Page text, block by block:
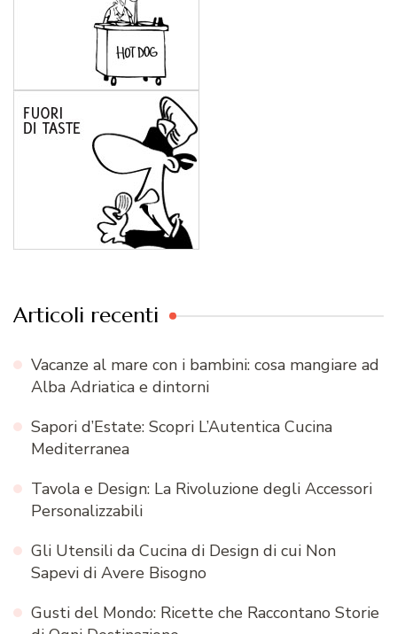
Articoli recenti
Vacanze al mare con i bambini: cosa mangiare ad
Alba Adriatica e dintorni
Sapori d’Estate: Scopri L’Autentica Cucina
Mediterranea
Tavola e Design: La Rivoluzione degli Accessori
Personalizzabili
Gli Utensili da Cucina di Design di cui Non
Sapevi di Avere Bisogno
Gusti del Mondo: Ricette che Raccontano Storie